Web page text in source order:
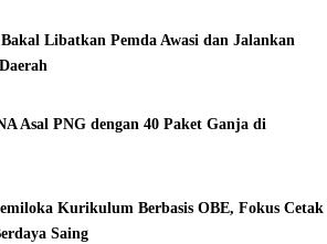
Libatkan Pemda Awasi dan Jalankan
Asal PNG dengan 40 Paket Ganja di
Kurikulum Berbasis OBE, Fokus Cetak
Saing